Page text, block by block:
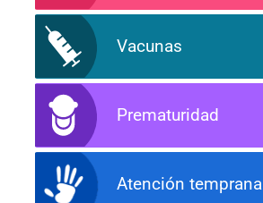
Vacunas
Prematuridad
Atención temprana